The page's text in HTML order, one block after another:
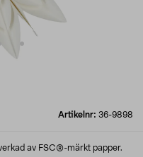
Artikelnr: 36-9898
av FSC®-märkt papper.